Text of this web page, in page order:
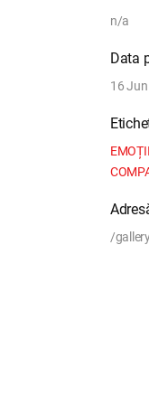
n/a
Data
16
EMOȚII
/